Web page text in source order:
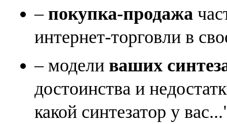
– покупка-продажа
интернет-торговли в
– модели ваших
достоинства и
какой синтезатор у